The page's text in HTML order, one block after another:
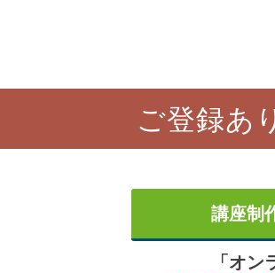
ご登録あ
講座制
「オン